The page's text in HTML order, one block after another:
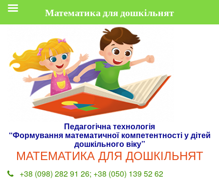
Skip
Педагогічна технологія
“Формування математичної компетентності у дітей
дошкільного віку”
МАТЕМАТИКА ДЛЯ ДОШКІЛЬНЯТ
+38 (098) 282 91 26; +38 (050) 139 52 62
Математика для дошкільнят